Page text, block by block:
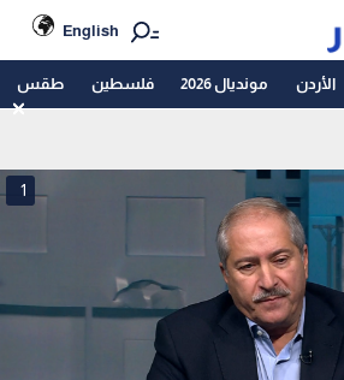
English
الأردن مونديال 2026 فلسطين طقس
1